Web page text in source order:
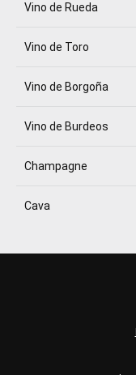
Vino de Rueda
Vino de Toro
Vino de Borgoña
Vino de Burdeos
Champagne
Cava